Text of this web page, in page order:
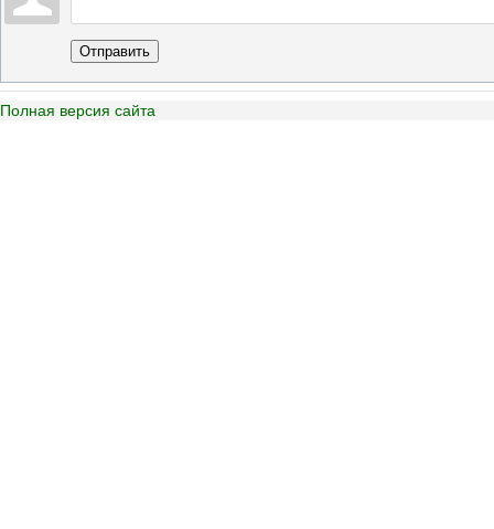
Отправить
Полная версия сайта